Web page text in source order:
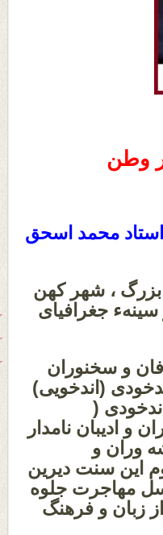
وطن
استاد محمد اسحق
بزرگ ، شهر کهن
جغرافیای
و سخنوران
(اندخویی)
(
ادیبان نامدار
وران و
این سنت دیرین
مهاجرت جلوه
زبان و فرهنگ